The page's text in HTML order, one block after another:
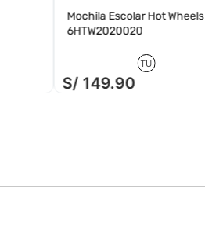
Mochila Escolar Hot Wheels
6HTW2020020
TU
S/ 149.90